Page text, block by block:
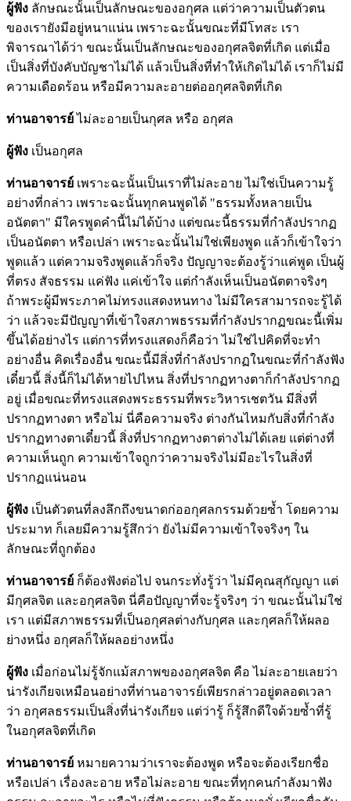
ผู้ฟัง ลักษณะนั้นเป็นลักษณะของอกุศล แต่ว่าความเป็นตัวตน
ของเรายังมีอยู่หนาแน่น เพราะฉะนั้นขณะที่มีโทสะ เรา
พิจารณาได้ว่า ขณะนั้นเป็นลักษณะของอกุศลจิตที่เกิด แต่เมื่อ
เป็นสิ่งที่บังคับบัญชาไม่ได้ แล้วเป็นสิ่งที่ทำให้เกิดไม่ได้ เราก็ไม่มี
ความเดือดร้อน หรือมีความละอายต่ออกุศลจิตที่เกิด
ท่านอาจารย์ไม่ละอายเป็นกุศล หรือ อกุศล
ผู้ฟัง เป็นอกุศล
ท่านอาจารย์ เพราะฉะนั้นเป็นเราที่ไม่ละอาย ไม่ใช่เป็นความรู้
อย่างที่กล่าว เพราะฉะนั้นทุกคนพูดได้ "ธรรมทั้งหลายเป็น
อนัตตา" มีใครพูดคำนี้ไม่ได้บ้าง แต่ขณะนี้ธรรมที่กำลังปรากฏ
เป็นอนัตตา หรือเปล่า เพราะฉะนั้นไม่ใช่เพียงพูด แล้วก็เข้าใจว่า
พูดแล้ว แต่ความจริงพูดแล้วก็จริง ปัญญาจะต้องรู้ว่าแค่พูด เป็นผู้
ที่ตรง สัจธรรม แค่ฟัง แค่เข้าใจ แต่กำลังเห็นเป็นอนัตตาจริงๆ
ถ้าพระผู้มีพระภาคไม่ทรงแสดงหนทาง ไม่มีใครสามารถจะรู้ได้
ว่า แล้วจะมีปัญญาที่เข้าใจสภาพธรรมที่กำลังปรากฏขณะนี้เพิ่ม
ขึ้นได้อย่างไร แต่การที่ทรงแสดงก็คือว่า ไม่ใช่ไปคิดที่จะทำ
อย่างอื่น คิดเรื่องอื่น ขณะนี้มีสิ่งที่กำลังปรากฏในขณะที่กำลังฟัง
เดี๋ยวนี้ สิ่งนี้ก็ไม่ได้หายไปไหน สิ่งที่ปรากฏทางตาก็กำลังปรากฏ
อยู่ เมื่อขณะที่ทรงแสดงพระธรรมที่พระวิหารเชตวัน มีสิ่งที่
ปรากฏทางตา หรือไม่ นี่คือความจริง ต่างกันไหมกับสิ่งที่กำลัง
ปรากฏทางตาเดี๋ยวนี้ สิ่งที่ปรากฏทางตาต่างไม่ได้เลย แต่ต่างที่
ความเห็นถูก ความเข้าใจถูกว่าความจริงไม่มีอะไรในสิ่งที่
ปรากฏแน่นอน
ผู้ฟัง เป็นตัวตนที่ลงลึกถึงขนาดก่ออกุศลกรรมด้วยซ้ำ โดยความ
ประมาท ก็เลยมีความรู้สึกว่า ยังไม่มีความเข้าใจจริงๆ ใน
ลักษณะที่ถูกต้อง
ท่านอาจารย์ ก็ต้องฟังต่อไป จนกระทั่งรู้ว่า ไม่มีคุณสุกัญญา แต่
มีกุศลจิต และอกุศลจิต นี่คือปัญญาที่จะรู้จริงๆ ว่า ขณะนั้นไม่ใช่
เรา แต่มีสภาพธรรมที่เป็นอกุศลต่างกับกุศล และกุศลก็ให้ผลอ
ย่างหนึ่ง อกุศลก็ให้ผลอย่างหนึ่ง
ผู้ฟัง เมื่อก่อนไม่รู้จักแม้สภาพของอกุศลจิต คือ ไม่ละอายเลยว่า
น่ารังเกียจเหมือนอย่างที่ท่านอาจารย์เพียรกล่าวอยู่ตลอดเวลา
ว่า อกุศลธรรมเป็นสิ่งที่น่ารังเกียจ แต่ว่ารู้ ก็รู้สึกดีใจด้วยซ้ำที่รู้
ในอกุศลจิตที่เกิด
ท่านอาจารย์ หมายความว่าเราจะต้องพูด หรือจะต้องเรียกชื่อ
หรือเปล่า เรื่องละอาย หรือไม่ละอาย ขณะที่ทุกคนกำลังมาฟัง